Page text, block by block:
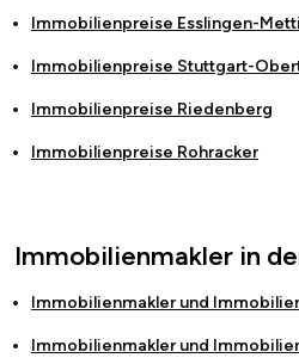
Immobilienpreise Esslingen-
Immobilienpreise Stuttgart-
Immobilienpreise Riedenberg
Immobilienpreise Rohracker
Immobilienmakler in
Immobilienmakler und
Immobilienmakler und